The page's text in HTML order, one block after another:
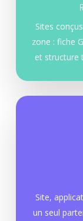
Sites
zone : fiche
et structure
Site,
un seul